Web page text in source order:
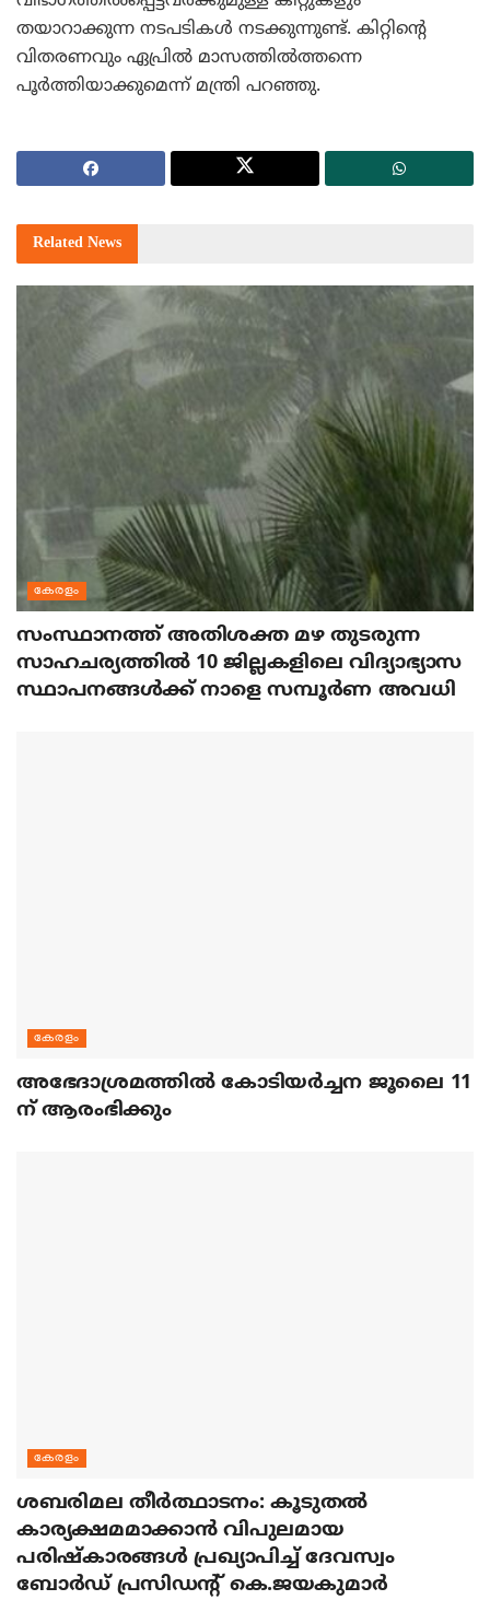
തയാറാക്കുന്ന നടപടികള്‍ നടക്കുന്നുണ്ട്. കിറ്റിന്റെ
വിതരണവും ഏപ്രില്‍ മാസത്തില്‍ത്തന്നെ
പൂര്‍ത്തിയാക്കുമെന്ന് മന്ത്രി പറഞ്ഞു.
Related News
കേരളം
സംസ്ഥാനത്ത് അതിശക്ത മഴ തുടരുന്ന
സാഹചര്യത്തിൽ 10 ജില്ലകളിലെ വിദ്യാഭ്യാസ
സ്ഥാപനങ്ങൾക്ക് നാളെ സമ്പൂർണ അവധി
കേരളം
അഭേദാശ്രമത്തില്‍ കോടിയര്‍ച്ചന ജൂലൈ 11
ന് ആരംഭിക്കും
കേരളം
ശബരിമല തീര്‍ത്ഥാടനം: കൂടുതല്‍
കാര്യക്ഷമമാക്കാന്‍ വിപുലമായ
പരിഷ്‌കാരങ്ങള്‍ പ്രഖ്യാപിച്ച് ദേവസ്വം
ബോര്‍ഡ് പ്രസിഡന്റ് കെ.ജയകുമാര്‍